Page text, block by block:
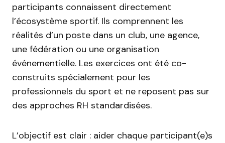
participants connaissent directement
l’écosystème sportif. Ils comprennent les
réalités d’un poste dans un club, une agence,
une fédération ou une organisation
événementielle. Les exercices ont été co-
construits spécialement pour les
professionnels du sport et ne reposent pas sur
des approches RH standardisées.
L’objectif est clair : aider chaque participant(e)s